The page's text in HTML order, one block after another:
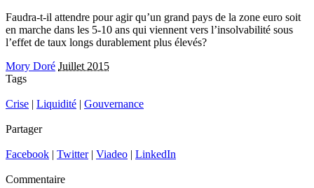
Faudra-t-il attendre pour agir qu’un grand pays de la zone euro soit
en marche dans les 5-10 ans qui viennent vers l’insolvabilité sous
l’effet de taux longs durablement plus élevés?
Mory Doré Juillet 2015
Tags
Crise | Liquidité | Gouvernance
Partager
Facebook | Twitter| Viadeo | LinkedIn
Commentaire